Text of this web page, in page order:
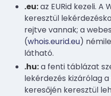
.eu:az EURid kezeli. A
keresztül
rejtve vannak; a
(whois.eurid.eu)
látható.
.hu:a fenti táblázat
lekérdezés kizárólag a
keresőjén keresztül